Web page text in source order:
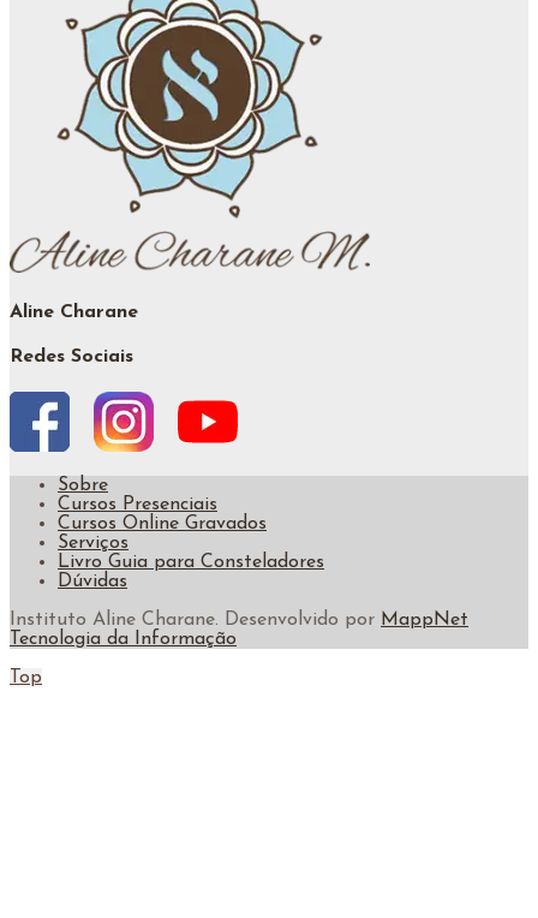
Aline Charane
Redes Sociais
Sobre
Cursos Presenciais
Cursos Online Gravados
Serviços
Livro Guia para Consteladores
Dúvidas
Instituto Aline Charane. Desenvolvido por MappNet
Tecnologia da Informação
Top